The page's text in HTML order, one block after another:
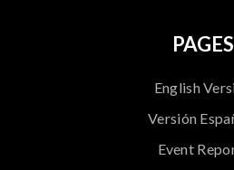
PAGES
English
Versión
Event